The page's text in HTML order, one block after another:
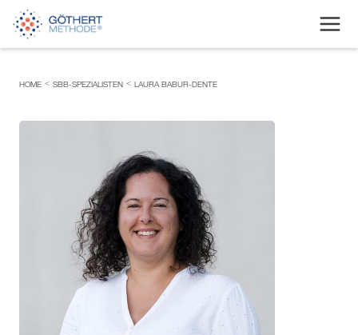
HOME < SBB-SPEZIALISTEN < LAURA BABUR-DENTE